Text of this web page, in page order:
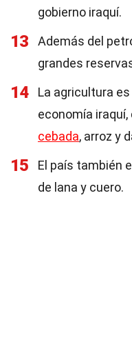
gobierno iraquí.
13
Además del
grandes
14
La agricultura
economía
cebada, arroz y
15
El país también
de lana y cuero.